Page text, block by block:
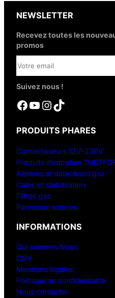
NEWSLETTER
Recevez toutes les
promos
Suivez nous !
Facebook YouTube InstagramTikTok
PRODUITS PHARES
Convertisseurs 12V-230V
Produits d’entretien
Alarmes et détecteurs gaz
Cales et stabilisation
Filtres gaz
Panneaux solaires
INFORMATIONS
Qui sommes Nous
CGV
Mentions légales
Politique de confidentialité
Nous contacter